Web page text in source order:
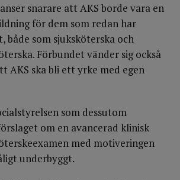
snarare att AKS borde vara en
för dem som redan har
både som sjuksköterska och
Förbundet vänder sig också
AKS ska bli ett yrke med egen
som dessutom
om en avancerad klinisk
med motiveringen
underbyggt.